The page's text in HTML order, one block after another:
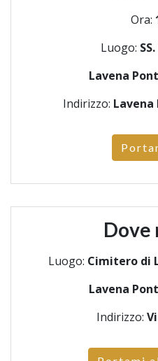
Ora:
Luogo:
Lavena
Indirizzo: Lavena
Dove
Luogo: Cimitero di
Lavena
Indirizzo: